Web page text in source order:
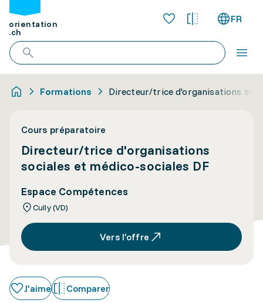
orientation
.ch
FR
Formations Directeur/trice d'organisations
Cours préparatoire
Directeur/trice d'organisations
sociales et médico-sociales DF
Espace Compétences
Cully (VD)
Vers l’offre
J'aime Comparer